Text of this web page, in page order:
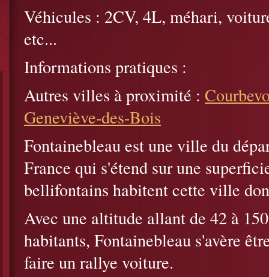
Véhicules : 2CV, 4L, méhari,
etc...
Informations pratiques :
Autres villes à proximité :
Geneviève-des-Bois
Fontainebleau est une ville du
France qui s'étend sur une
bellifontains habitent cette ville
Avec une altitude allant de 42 à
habitants, Fontainebleau s'avère
faire un rallye voiture.